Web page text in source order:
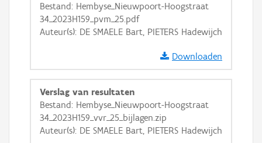
+ −
Basis Lagen
OSM-Basiskaart
Bestand: Hembyse_Nieuwpoort-Hoogstraat
34_2023H159_pvm_25.pdf
Auteur(s): DE SMAELE Bart, PIETERS Hadewijch
Downloaden
Verslag van resultaten
Bestand: Hembyse_Nieuwpoort-Hoogstraat
34_2023H159_vvr_25_bijlagen.zip
Auteur(s): DE SMAELE Bart, PIETERS Hadewijch